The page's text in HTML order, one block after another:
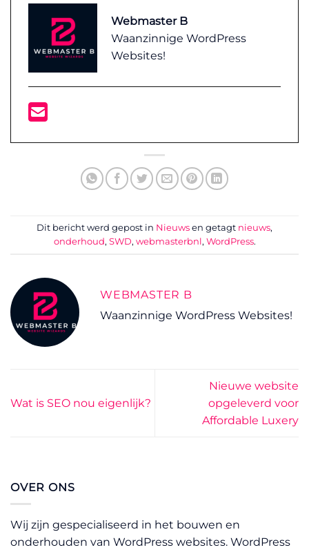
Webmaster B
Waanzinnige WordPress
Websites!
Dit bericht werd gepost in Nieuws en getagt nieuws,
onderhoud, SWD, webmasterbnl , WordPress.
WEBMASTER B
Waanzinnige WordPress Websites!
Wat is SEO nou eigenlijk?
Nieuwe website
opgeleverd voor
Affordable Luxery
OVER ONS
Wij zijn gespecialiseerd in het bouwen en
onderhouden van WordPress websites. WordPress